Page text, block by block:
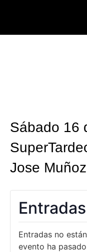
Sábado 16
Jose Muñoz
Entradas
Entradas no
evento ha